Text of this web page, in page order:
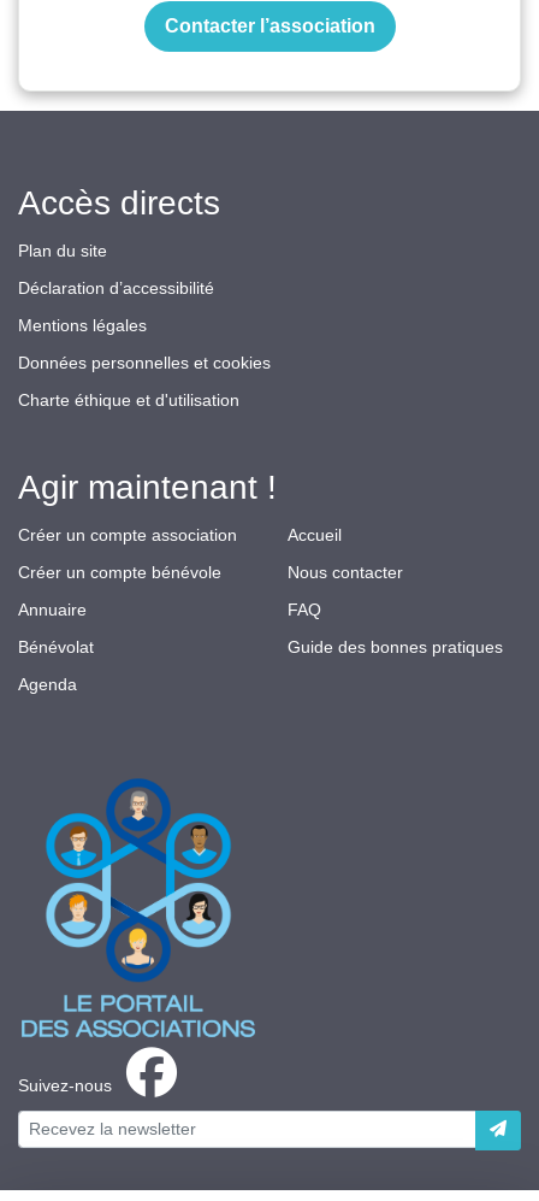
Contacter l’association
Suivez-nous
Accès directs
Plan du site
Déclaration d’accessibilité
Mentions légales
Données personnelles et cookies
Charte éthique et d'utilisation
Agir maintenant !
Créer un compte association
Créer un compte bénévole
Annuaire
Bénévolat
Agenda
Accueil
Nous contacter
FAQ
Guide des bonnes pratiques